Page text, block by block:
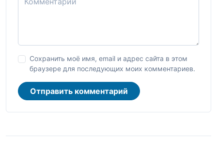
Сохранить моё имя, email и адрес сайта в этом
браузере для последующих моих комментариев.
Отправить комментарий